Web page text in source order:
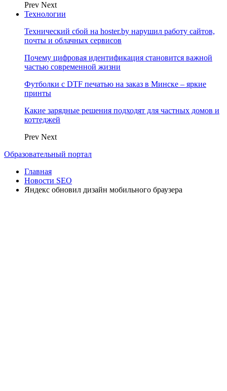
Prev Next
Технологии
Технический сбой на hoster.by нарушил работу сайтов,
почты и облачных сервисов
Почему цифровая идентификация становится важной
частью современной жизни
Футболки с DTF печатью на заказ в Минске – яркие
принты
Какие зарядные решения подходят для частных домов и
коттеджей
Prev Next
Образовательный портал
Главная
Новости SEO
Яндекс обновил дизайн мобильного браузера